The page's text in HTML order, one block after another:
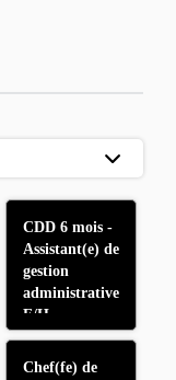
CDD 6 mois -
Assistant(e) de
gestion
administrative
F/H
Chef(fe) de